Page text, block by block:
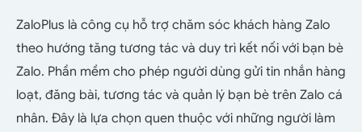
ZaloPlus là công cụ hỗ trợ chăm sóc khách hàng Zalo
theo hướng tăng tương tác và duy trì kết nối với bạn bè
Zalo. Phần mềm cho phép người dùng gửi tin nhắn hàng
loạt, đăng bài, tương tác và quản lý bạn bè trên Zalo cá
nhân. Đây là lựa chọn quen thuộc với những người làm